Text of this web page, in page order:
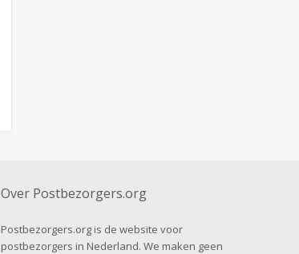
Over Postbezorgers.org
Postbezorgers.org is de website voor
postbezorgers in Nederland. We maken geen